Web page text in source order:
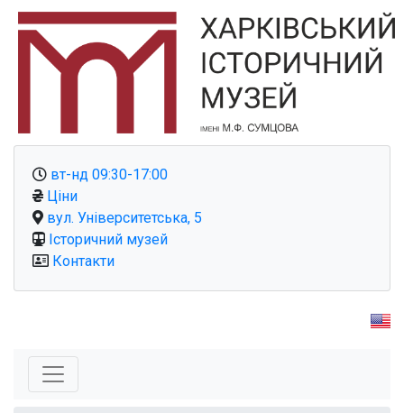
вт-нд 09:30-17:00
Ціни
вул. Університетська, 5
Історичний музей
Контакти